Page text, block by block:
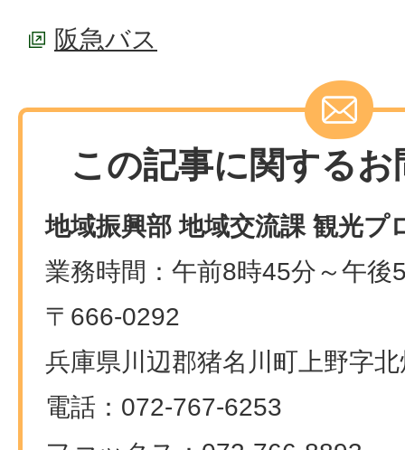
阪急バス
この記事に関する
地域振興部 地域交流課 観光プ
業務時間：午前8時45分～午後
〒666-0292
兵庫県川辺郡猪名川町上野字
電話：072-767-6253